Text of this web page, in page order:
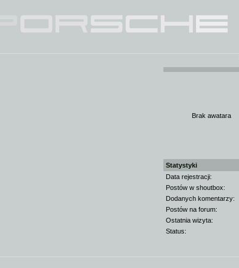
Brak awatara
Statystyki
Data rejestracji:
Postów w shoutbox:
Dodanych komentarzy:
Postów na forum:
Ostatnia wizyta:
Status: